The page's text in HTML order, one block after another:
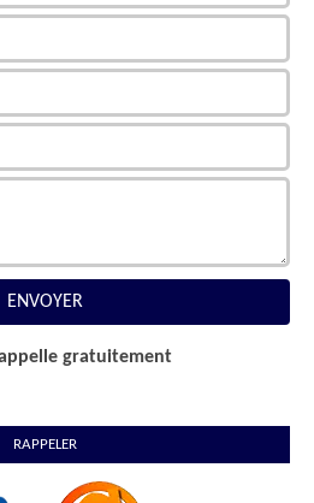
gratuitement